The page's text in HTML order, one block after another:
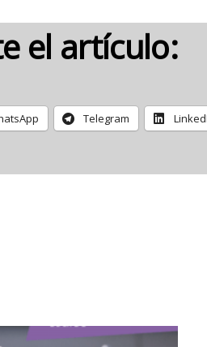
el artículo:
Telegram